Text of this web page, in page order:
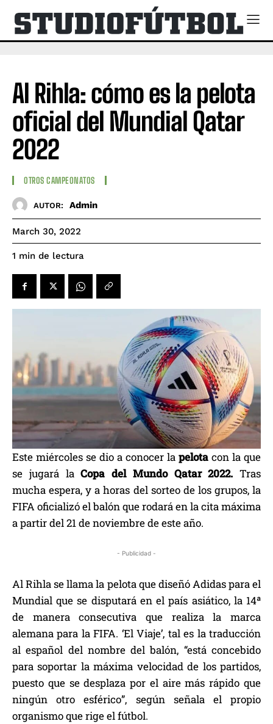
Al Rihla: cómo es la pelota
oficial del Mundial Qatar
2022
OTROS CAMPEONATOS
AUTOR: Admin
March 30, 2022
1 min de lectura
Este miércoles se dio a conocer la pelota con la que
se jugará laCopa del Mundo Qatar 2022. Tras
mucha espera, y a horas del sorteo de los grupos, la
FIFA oficializó el balón que rodará en la cita máxima
a partir del 21 de noviembre de este año.
- Publicidad -
Al Rihla se llama la pelota que diseñó Adidas para el
Mundial que se disputará en el país asiático, la 14ª
de manera consecutiva que realiza la marca
alemana para la FIFA. ‘El Viaje’, tal es la traducción
al español del nombre del balón, “está concebido
para soportar la máxima velocidad de los partidos,
puesto que se desplaza por el aire más rápido que
ningún otro esférico”, según señala el propio
organismo que rige el fútbol.